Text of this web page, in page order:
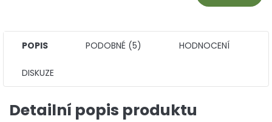
POPIS PODOBNÉ (5) HODNOCENÍ
DISKUZE
Detailní popis produktu